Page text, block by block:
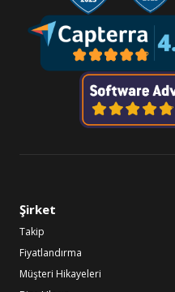
Şirket
Takip
Fiyatlandırma
Müşteri Hikayeleri